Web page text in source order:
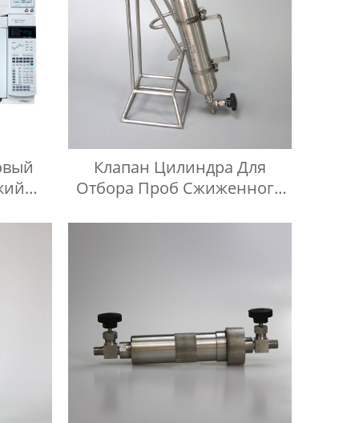
И
Клапан Цилиндра Для
Отбора Проб Сжиженного
Нержавеющей Стали